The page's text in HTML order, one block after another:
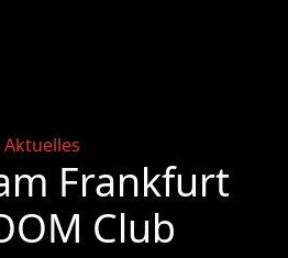
Categories
Aktuelles
Frankfurt
Club